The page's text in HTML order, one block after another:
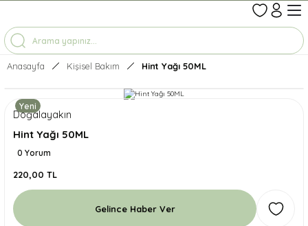
Anasayfa Kişisel Bakım Hint Yağı 50ML
Yeni
Doğalayakın
Hint Yağı 50ML
0 Yorum
220,00 TL
Gelince Haber Ver